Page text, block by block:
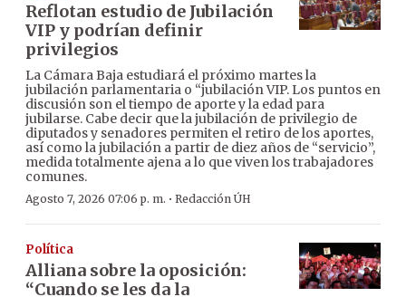
Reflotan estudio de Jubilación
VIP y podrían definir
privilegios
La Cámara Baja estudiará el próximo martes la
jubilación parlamentaria o “jubilación VIP. Los puntos en
discusión son el tiempo de aporte y la edad para
jubilarse. Cabe decir que la jubilación de privilegio de
diputados y senadores permiten el retiro de los aportes,
así como la jubilación a partir de diez años de “servicio”,
medida totalmente ajena a lo que viven los trabajadores
comunes.
Agosto 7, 2026 07:06 p. m. · Redacción ÚH
Política
Alliana sobre la oposición:
“Cuando se les da la